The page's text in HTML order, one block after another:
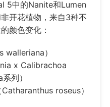
5中的Nanite和Lumen
开花植物，来自3种不
颜色变化：
walleriana）
x Calibrachoa
列）
roseus）